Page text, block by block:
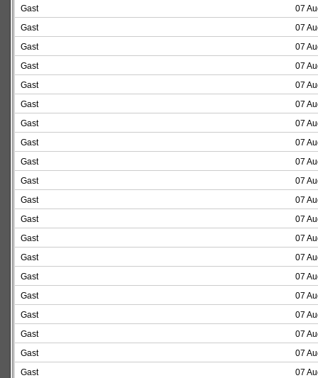
Gast
07
Gast
07
Gast
07
Gast
07
Gast
07
Gast
07
Gast
07
Gast
07
Gast
07
Gast
07
Gast
07
Gast
07
Gast
07
Gast
07
Gast
07
Gast
07
Gast
07
Gast
07
Gast
07
Gast
07